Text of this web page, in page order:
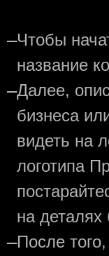
—Чтобы
название
—Далее,
бизнеса
видеть на
логотипа
на деталях
—После